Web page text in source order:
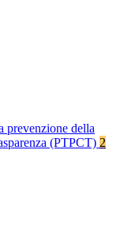
prevenzione della
(PTPCT) 2